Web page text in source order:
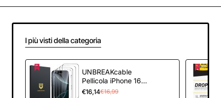
I più visti della categoria
UNBREAKcable
Pellicola iPhone 16
Pro Max, Completa
€16,14€16,99